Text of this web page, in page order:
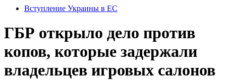
Вступление Украины в ЕС
ГБР открыло дело против
копов, которые задержали
владельцев игровых салонов